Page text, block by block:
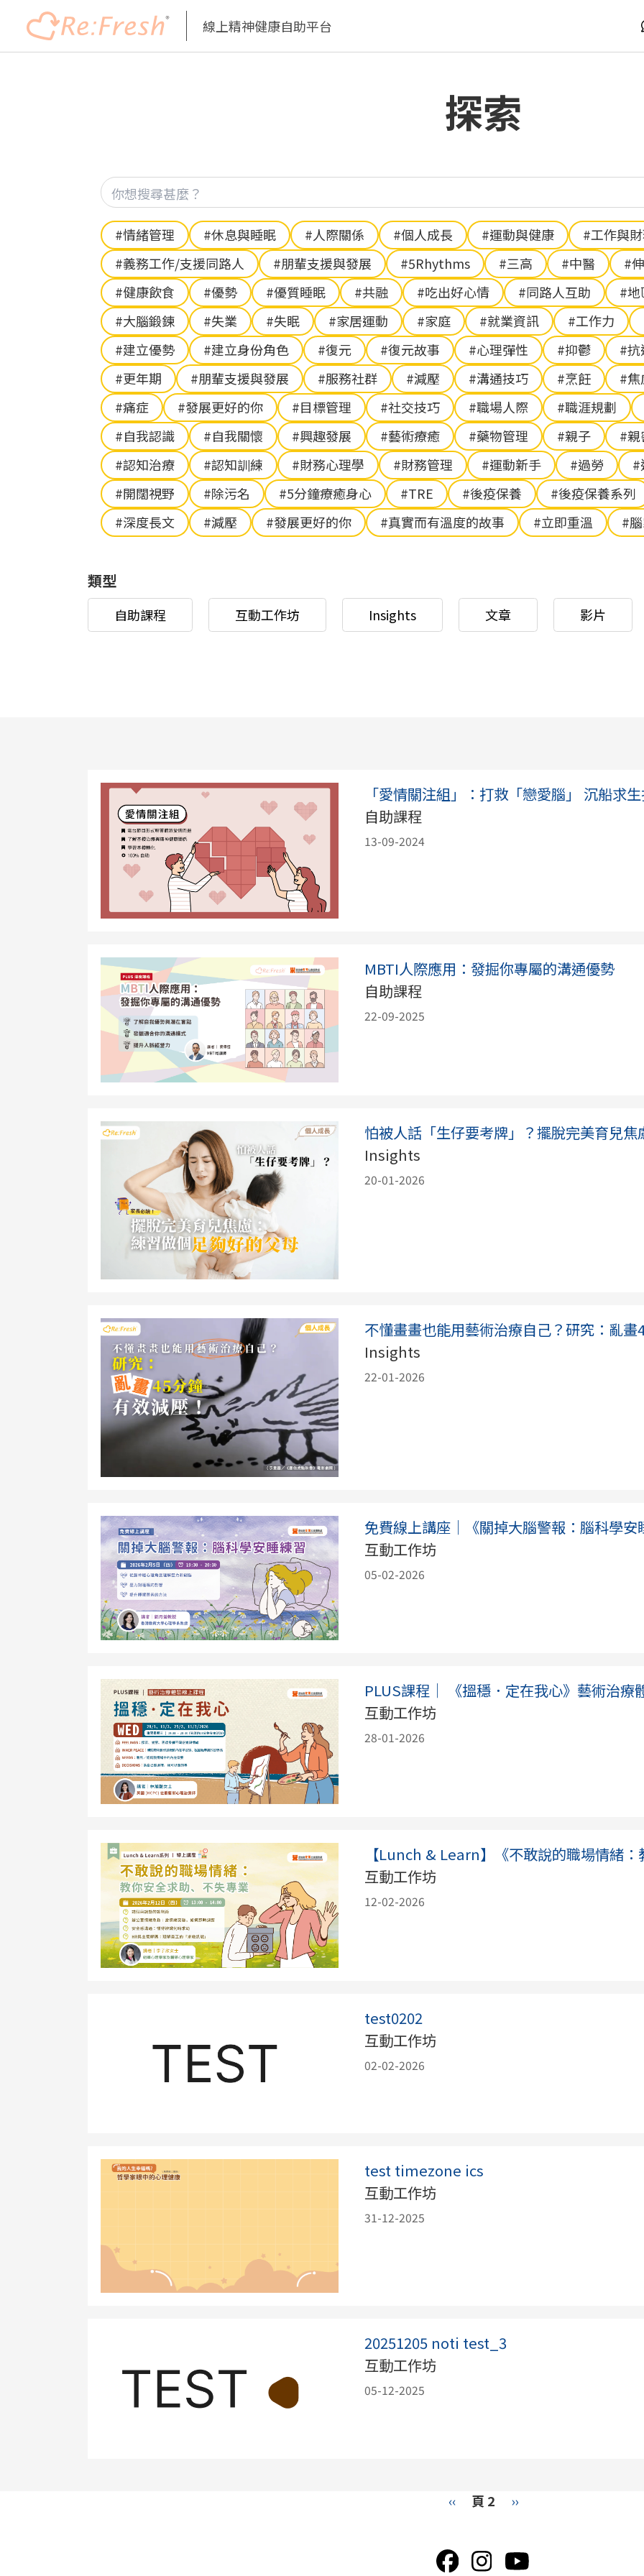
線上精神健康自助平台
探索
Hashtag
#情緒管理 #休息與睡眠 #人際關係 #個人成長 #運動與健康
#工作與
#義務工作/支援同路人
#朋輩支援與發展 #5Rhythms #三高 #中醫
#
#健康飲食
#優勢 #優質睡眠 #共融 #吃出好心情 #同路人互助
#地
#大腦鍛鍊
#失業 #失眠 #家居運動 #家庭 #就業資訊 #工作力
#建立優勢
#建立身份角色 #復元 #復元故事 #心理彈性 #抑鬱
#抗
#更年期
#朋輩支援與發展 #服務社群 #減壓 #溝通技巧 #烹飪
#焦
#痛症
#發展更好的你 #目標管理 #社交技巧 #職場人際
#職涯規劃
#自我認識
#自我關懷 #興趣發展 #藝術療癒 #藥物管理 #親子
#親
#認知治療
#認知訓練 #財務心理學 #財務管理 #運動新手 #過勞
#
#開闊視野
#除污名 #5分鐘療癒身心 #TRE #後疫保養
#後疫保養系列
#深度長文
#減壓 #發展更好的你 #真實而有溫度的故事 #立即重溫 #
類型
自助課程 互動工作坊 Insights 文章 影片
「愛情關注組」：打救「戀愛腦」 沉船求
自助課程
13-09-2024
MBTI人際應用：發掘你專屬的溝通優勢
自助課程
22-09-2025
怕被人話「生仔要考牌」？擺脫完美育兒
Insights
20-01-2026
不懂畫畫也能用藝術治療自己？研究：亂畫
Insights
22-01-2026
免費線上講座｜《關掉大腦警報：腦科學安
互動工作坊
05-02-2026
PLUS課程｜ 《搵穩．定在我心》藝術治療
互動工作坊
28-01-2026
【Lunch & Learn】《不敢說的職場情緒
互動工作坊
12-02-2026
test0202
互動工作坊
02-02-2026
test timezone ics
互動工作坊
31-12-2025
20251205 noti test_3
互動工作坊
05-12-2025
Previous
‹‹ 頁 2
下
››